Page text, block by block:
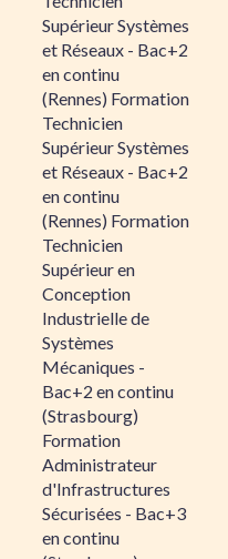
Supérieur Systèmes
et Réseaux - Bac+2
en continu
(Rennes) Formation
Technicien
Supérieur Systèmes
et Réseaux - Bac+2
en continu
(Rennes) Formation
Technicien
Supérieur en
Conception
Industrielle de
Systèmes
Mécaniques -
Bac+2 en continu
(Strasbourg)
Formation
Administrateur
d'Infrastructures
Sécurisées - Bac+3
en continu